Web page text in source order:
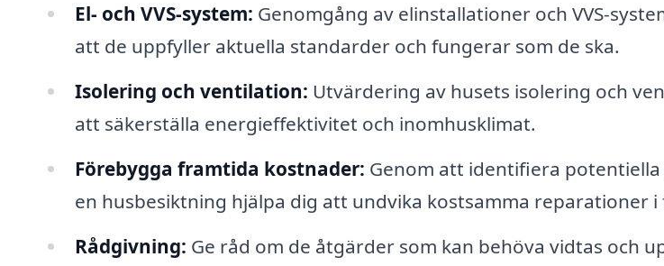
El- och VVS-system: Genomgång av elinstallationer och VVS-
att de uppfyller aktuella standarder och fungerar som de ska.
Isolering och ventilation: Utvärdering av husets isolering och
att säkerställa energieffektivitet och inomhusklimat.
Förebygga framtida kostnader: Genom att identifiera
en husbesiktning hjälpa dig att undvika kostsamma reparationer
Rådgivning: Ge råd om de åtgärder som kan behöva vidtas och